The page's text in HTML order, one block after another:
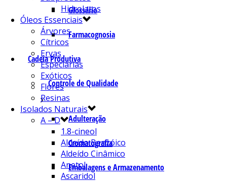
Glossário
Farmacognosia
Cadeia Produtiva
Controle de Qualidade
Adulteração
Cromatografia
Embalagens e Armazenamento
Hidrolatos
Óleos Essenciais
Árvores
Cítricos
Ervas
Especiarias
Exóticos
Flores
Resinas
Isolados Naturais
A – D
1.8-cineol
Aldeído Benzóico
Aldeído Cinâmico
Anetol
Ascaridol